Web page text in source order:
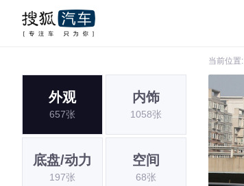
当前位置:
外观
657张
内饰
1058张
底盘/动力
197张
空间
68张